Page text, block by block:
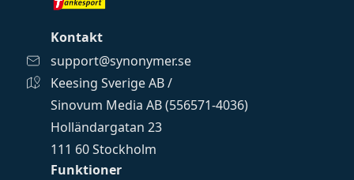
Funktioner
Kontakt
support@synonymer.se
Keesing Sverige AB /
Sinovum Media AB (556571-4036)
Holländargatan 23
111 60 Stockholm